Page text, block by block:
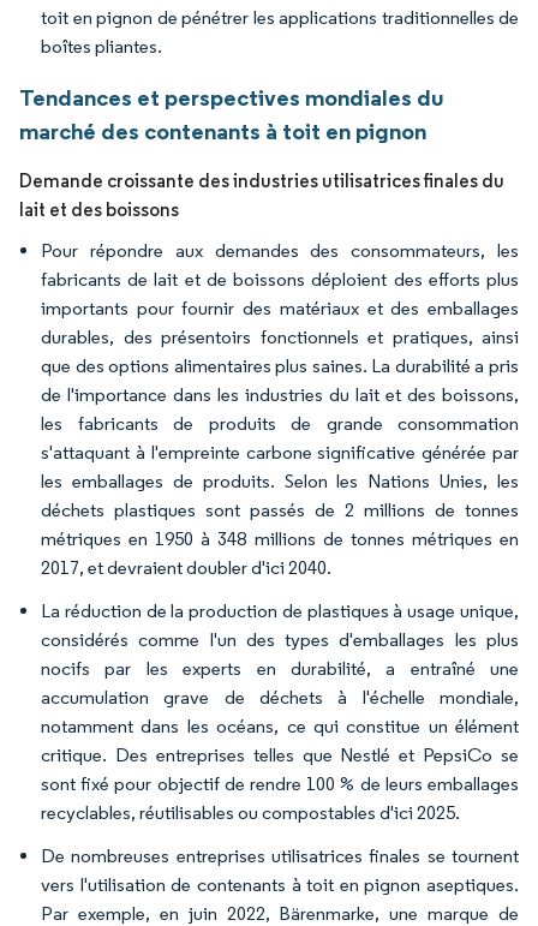
toit en pignon de pénétrer les applications traditionnelles de
boîtes pliantes.
Tendances et perspectives mondiales du
marché des contenants à toit en pignon
Demande croissante des industries utilisatrices finales du
lait et des boissons
Pour répondre aux demandes des consommateurs, les
fabricants de lait et de boissons déploient des efforts plus
importants pour fournir des matériaux et des emballages
durables, des présentoirs fonctionnels et pratiques, ainsi
que des options alimentaires plus saines. La durabilité a pris
de l'importance dans les industries du lait et des boissons,
les fabricants de produits de grande consommation
s'attaquant à l'empreinte carbone significative générée par
les emballages de produits. Selon les Nations Unies, les
déchets plastiques sont passés de 2 millions de tonnes
métriques en 1950 à 348 millions de tonnes métriques en
2017, et devraient doubler d'ici 2040.
La réduction de la production de plastiques à usage unique,
considérés comme l'un des types d'emballages les plus
nocifs par les experts en durabilité, a entraîné une
accumulation grave de déchets à l'échelle mondiale,
notamment dans les océans, ce qui constitue un élément
critique. Des entreprises telles que Nestlé et PepsiCo se
sont fixé pour objectif de rendre 100 % de leurs emballages
recyclables, réutilisables ou compostables d'ici 2025.
De nombreuses entreprises utilisatrices finales se tournent
vers l'utilisation de contenants à toit en pignon aseptiques.
Par exemple, en juin 2022, Bärenmarke, une marque de